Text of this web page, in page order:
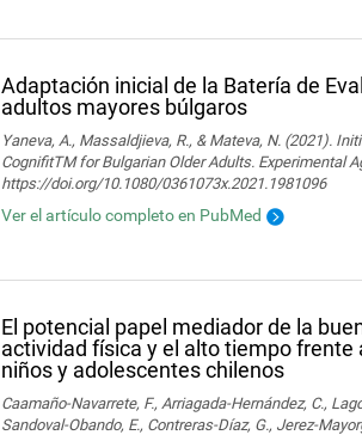
Adaptación inicial de la Batería de
adultos mayores búlgaros
Yaneva, A., Massaldjieva, R., & Mateva, N. (2021).
CognifitTM for Bulgarian Older Adults. Experimental
https://doi.org/10.1080/0361073x.2021.1981096
Ver el artículo completo en PubMed
El potencial papel mediador de la
actividad física y el alto tiempo
niños y adolescentes chilenos
Caamaño-Navarrete, F., Arriagada-Hernández, C.,
Sandoval-Obando, E., Contreras-Díaz, G., Jerez-